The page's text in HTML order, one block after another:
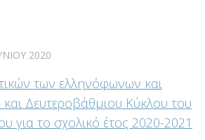
2020
των ελληνόφωνων και
Δευτεροβάθμιου Κύκλου του
για το σχολικό έτος 2020-2021